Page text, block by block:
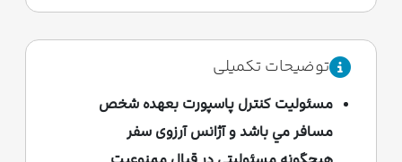
توضیحات تکمیلی
مسئوليت كنترل پاسپورت بعهده شخص
مسافر مي باشد و آژانس آرزوی سفر